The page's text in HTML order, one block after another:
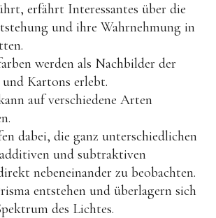
Ting | Papeterie
ROOF | Bastel-Sets
Sonnenbrillen für Kinder
Botanica | Kerzen
| Duftkerzen & Seifen
TILDA Puppen
Spielen
& Experimente
erfährt Interessantes über die
und ihre Wahrnehmung in
werden als Nachbilder der
Kartons erlebt.
auf verschiedene Arten
dabei, die ganz unterschiedlichen
und subtraktiven
nebeneinander zu beobachten.
entstehen und überlagern sich
des Lichtes.